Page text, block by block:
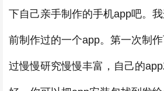
下自己亲手制作的手机app吧。
前制作过的一个app。第一次制
过慢慢研究慢慢丰富，自己的